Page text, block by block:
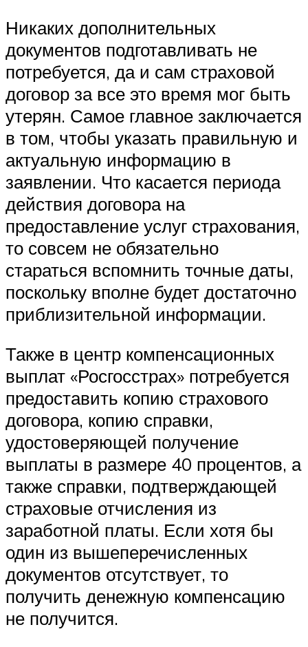
Никаких дополнительных
документов подготавливать не
потребуется, да и сам страховой
договор за все это время мог быть
утерян. Самое главное заключается
в том, чтобы указать правильную и
актуальную информацию в
заявлении. Что касается периода
действия договора на
предоставление услуг страхования,
то совсем не обязательно
стараться вспомнить точные даты,
поскольку вполне будет достаточно
приблизительной информации.
Также в центр компенсационных
выплат «Росгосстрах» потребуется
предоставить копию страхового
договора, копию справки,
удостоверяющей получение
выплаты в размере 40 процентов, а
также справки, подтверждающей
страховые отчисления из
заработной платы. Если хотя бы
один из вышеперечисленных
документов отсутствует, то
получить денежную компенсацию
не получится.